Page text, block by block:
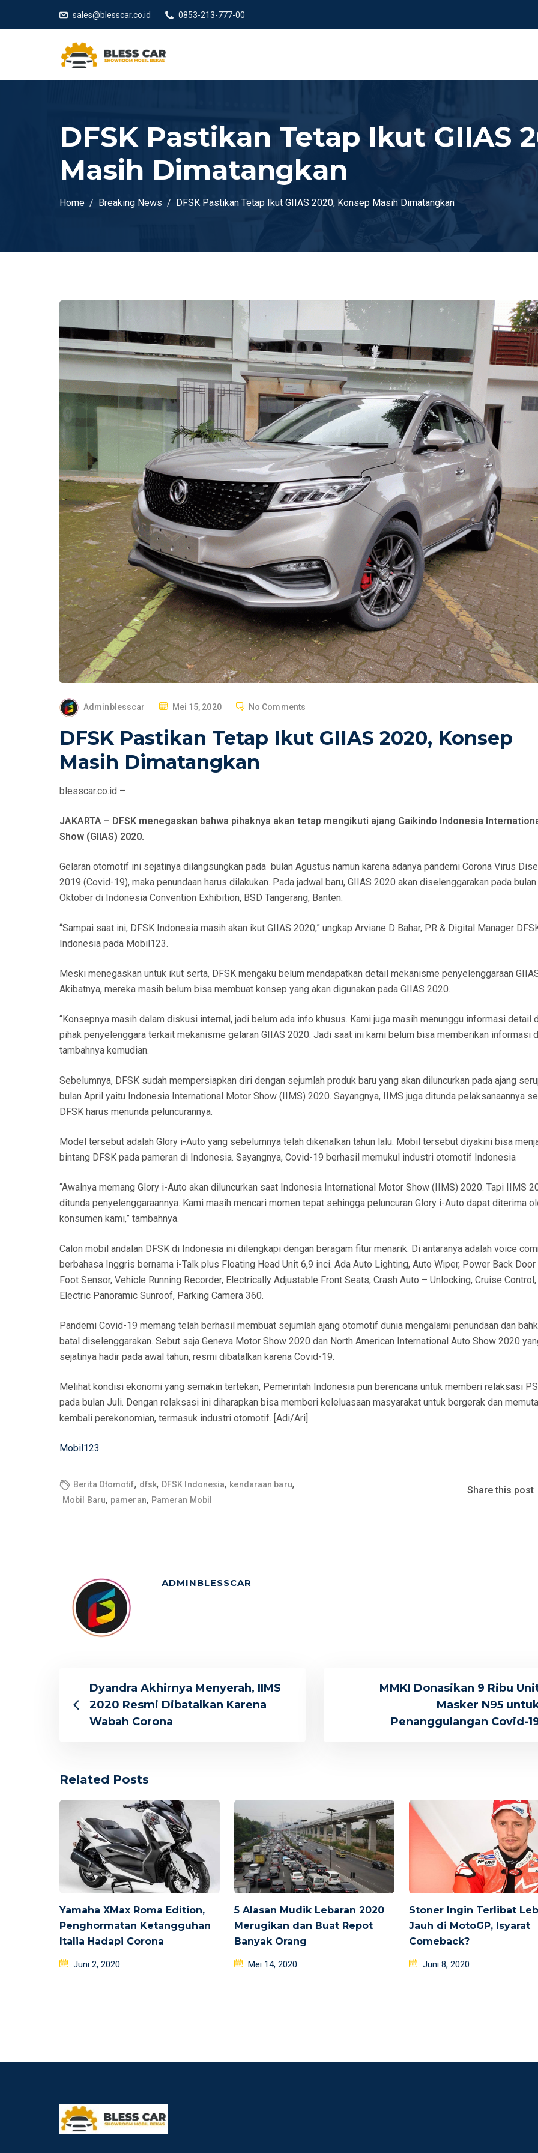
sales@blesscar.co.id 0853-213-777-00
DFSK Pastikan Tetap Ikut GIIAS
Masih Dimatangkan
Home Breaking News DFSK Pastikan Tetap Ikut GIIAS 2020, Konsep Masih Dimatangkan
Adminblesscar
P
S
E
Mei 15, 2020 No Comments
DFSK Pastikan Tetap Ikut GIIAS 2020, Konsep
Masih Dimatangkan
blesscar.co.id –
JAKARTA – DFSK menegaskan bahwa pihaknya akan tetap mengikuti ajang Gaikindo Indonesia
Show (GIIAS) 2020.
Gelaran otomotif ini sejatinya dilangsungkan pada bulan Agustus namun karena adanya pandemi Corona Virus
2019 (Covid-19), maka penundaan harus dilakukan. Pada jadwal baru, GIIAS 2020 akan diselenggarakan pada bulan
Oktober di Indonesia Convention Exhibition, BSD Tangerang, Banten.
“Sampai saat ini, DFSK Indonesia masih akan ikut GIIAS 2020,” ungkap Arviane D Bahar, PR & Digital Manager
Indonesia pada Mobil123.
Meski menegaskan untuk ikut serta, DFSK mengaku belum mendapatkan detail mekanisme penyelenggaraan
Akibatnya, mereka masih belum bisa membuat konsep yang akan digunakan pada GIIAS 2020.
“Konsepnya masih dalam diskusi internal, jadi belum ada info khusus. Kami juga masih menunggu informasi detail
pihak penyelenggara terkait mekanisme gelaran GIIAS 2020. Jadi saat ini kami belum bisa memberikan informasi
tambahnya kemudian.
Sebelumnya, DFSK sudah mempersiapkan diri dengan sejumlah produk baru yang akan diluncurkan pada ajang
bulan April yaitu Indonesia International Motor Show (IIMS) 2020. Sayangnya, IIMS juga ditunda pelaksanaannya
DFSK harus menunda peluncurannya.
Model tersebut adalah Glory i-Auto yang sebelumnya telah dikenalkan tahun lalu. Mobil tersebut diyakini bisa
bintang DFSK pada pameran di Indonesia. Sayangnya, Covid-19 berhasil memukul industri otomotif Indonesia
“Awalnya memang Glory i-Auto akan diluncurkan saat Indonesia International Motor Show (IIMS) 2020. Tapi IIMS
ditunda penyelenggaraannya. Kami masih mencari momen tepat sehingga peluncuran Glory i-Auto dapat diterima
konsumen kami,” tambahnya.
Calon mobil andalan DFSK di Indonesia ini dilengkapi dengan beragam fitur menarik. Di antaranya adalah voice
berbahasa Inggris bernama i-Talk plus Floating Head Unit 6,9 inci. Ada Auto Lighting, Auto Wiper, Power Back Door
Foot Sensor, Vehicle Running Recorder, Electrically Adjustable Front Seats, Crash Auto – Unlocking, Cruise Control,
Electric Panoramic Sunroof, Parking Camera 360.
Pandemi Covid-19 memang telah berhasil membuat sejumlah ajang otomotif dunia mengalami penundaan dan
batal diselenggarakan. Sebut saja Geneva Motor Show 2020 dan North American International Auto Show 2020
sejatinya hadir pada awal tahun, resmi dibatalkan karena Covid-19.
Melihat kondisi ekonomi yang semakin tertekan, Pemerintah Indonesia pun berencana untuk memberi relaksasi
pada bulan Juli. Dengan relaksasi ini diharapkan bisa memberi keleluasaan masyarakat untuk bergerak dan
kembali perekonomian, termasuk industri otomotif. [Adi/Ari]
Mobil123
Berita Otomotif, dfsk, DFSK Indonesia, kendaraan baru,
Mobil Baru, pameran, Pameran Mobil
Share this post
ADMINBLESSCAR
Dyandra Akhirnya Menyerah, IIMS
2020 Resmi Dibatalkan Karena
Wabah Corona
MMKI Donasikan 9 Ribu
Masker N95
Penanggulangan Covid-
Related Posts
Yamaha XMax Roma Edition,
Penghormatan Ketangguhan
Italia Hadapi Corona
Posted
Juni 2, 2020
5 Alasan Mudik Lebaran 2020
Merugikan dan Buat Repot
Banyak Orang
Posted
Mei 14, 2020
Stoner Ingin Terlibat
Jauh di MotoGP, Isyarat
Comeback?
Posted
Juni 8, 2020